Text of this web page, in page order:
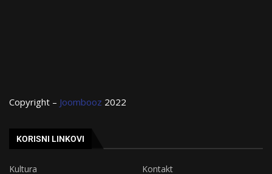
Copyright – Joombooz 2022
KORISNI LINKOVI
Kultura
Kontakt